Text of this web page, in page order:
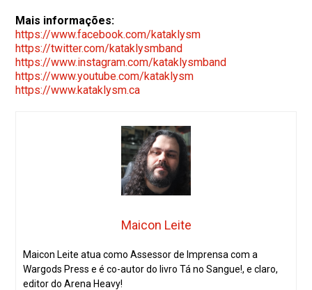
Mais informações:
https://www.facebook.com/kataklysm
https://twitter.com/kataklysmband
https://www.instagram.com/kataklysmband
https://www.youtube.com/kataklysm
https://www.kataklysm.ca
Maicon Leite
Maicon Leite atua como Assessor de Imprensa com a
Wargods Press e é co-autor do livro Tá no Sangue!, e claro,
editor do Arena Heavy!